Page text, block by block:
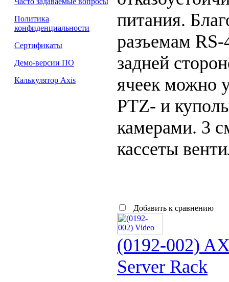
Политика
конфиденциальности
Сертификаты
Демо-версии ПО
Калькулятор Axis
питания.
разъемам RS-
задней
ячеек можно
PTZ- и
камерами. 3
кассеты
Добавить к сравнению
(0192-002)
Server Rack